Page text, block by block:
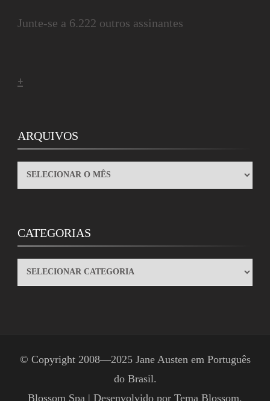
Junte-se a 6.222 outros assinantes
+
ARQUIVOS
ARQUIVOS
CATEGORIAS
CATEGORIAS
© Copyright 2008—2025 Jane Austen em Português
do Brasil.
Blossom Spa | Desenvolvido por Tema Blossom.